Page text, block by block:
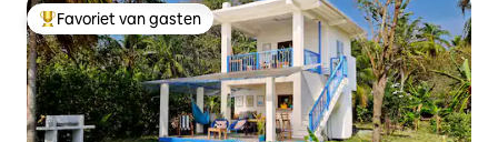
Topfavoriet van gasten
Favoriet van gasten